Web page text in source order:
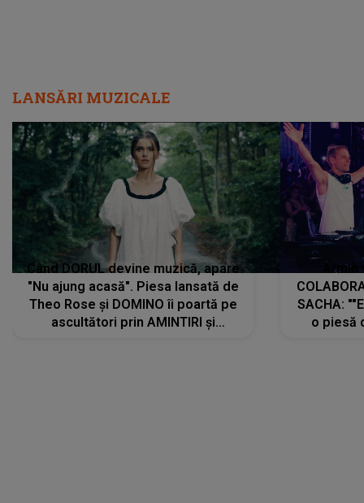
LANSĂRI MUZICALE
Când DORUL devine muzică, apare
"Nu ajung acasă". Piesa lansată de
Theo Rose și DOMINO îi poartă pe
ascultători prin AMINTIRI și
SACHA:
o piesă